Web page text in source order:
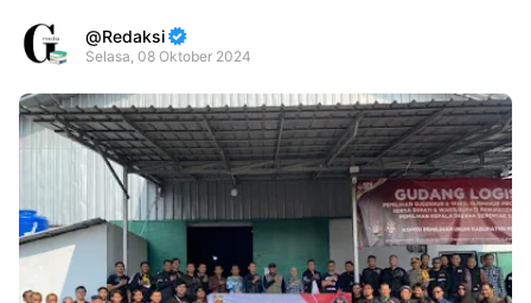
Redaksi
Selasa, 08 Oktober 2024
Premium
By
Raushan
Shroff
Templates